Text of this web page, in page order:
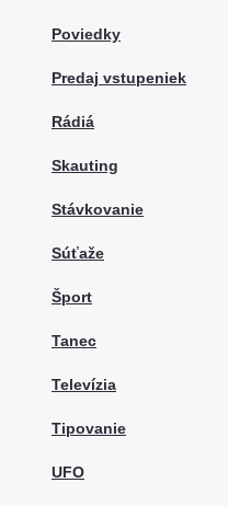
Poviedky
Predaj vstupeniek
Rádiá
Skauting
Stávkovanie
Súťaže
Šport
Tanec
Televízia
Tipovanie
UFO